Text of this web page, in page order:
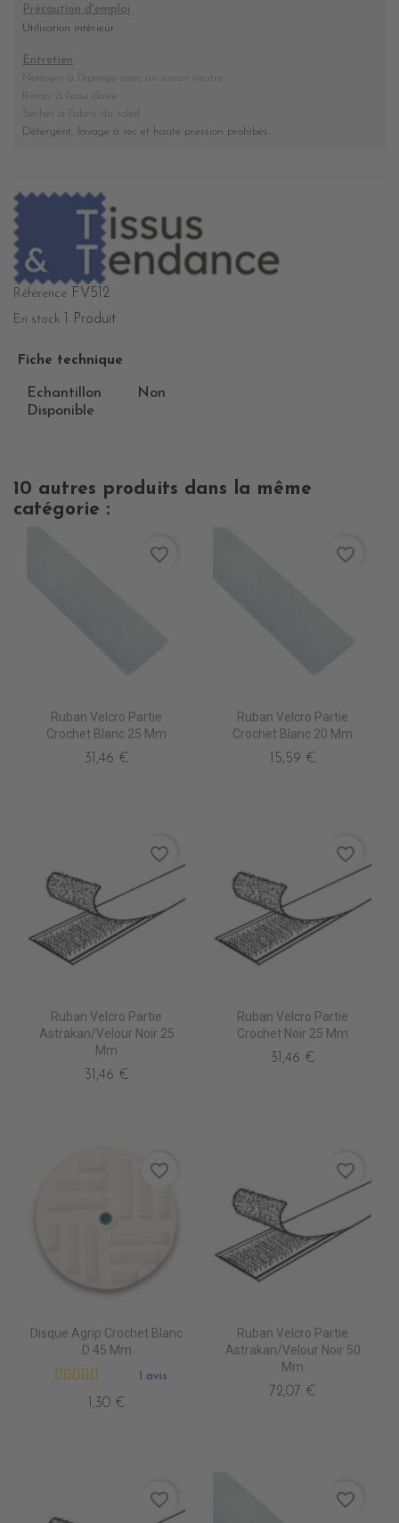
Précaution d'emploi
Utilisation intérieur
Entretien
Nettoyer à l'éponge avec un savon neutre
Rincer à l'eau claire
Sécher à l'abris du soleil
Détergent, lavage à sec et haute pression prohibés
Référence FV512
En stock 1 Produit
Fiche technique
Echantillon
Disponible
Non
10 autres produits dans la même
catégorie :
Ruban Velcro Partie
Crochet Blanc 25 Mm
31,46 €
favorite_border
Ruban Velcro Partie
Crochet Blanc 20 Mm
15,59 €
favorite_border
Ruban Velcro Partie
Astrakan/Velour Noir 25
Mm
31,46 €
favorite_border
Ruban Velcro Partie
Crochet Noir 25 Mm
31,46 €
favorite_border
Disque Agrip Crochet Blanc
D 45 Mm
1 avis
1,30 €
favorite_border
Ruban Velcro Partie
Astrakan/Velour Noir 50
Mm
72,07 €
favorite_border
favorite_border favorite_border